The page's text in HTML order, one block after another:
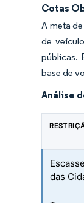
Cotas
A meta
de
públicas.
base de
Análise
das